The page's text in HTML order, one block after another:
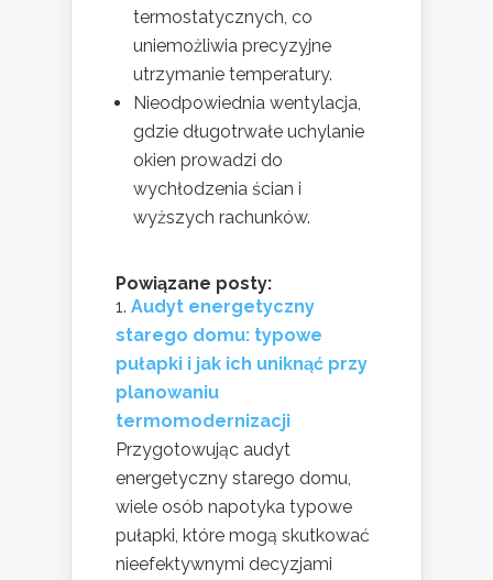
termostatycznych, co
uniemożliwia precyzyjne
utrzymanie temperatury.
Nieodpowiednia wentylacja,
gdzie długotrwałe uchylanie
okien prowadzi do
wychłodzenia ścian i
wyższych rachunków.
Powiązane posty:
Audyt energetyczny
starego domu: typowe
pułapki i jak ich uniknąć przy
planowaniu
termomodernizacji
Przygotowując audyt
energetyczny starego domu,
wiele osób napotyka typowe
pułapki, które mogą skutkować
nieefektywnymi decyzjami